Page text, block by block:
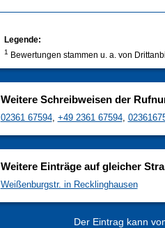
Legende:
1 Bewertungen stammen u. a. von
Weitere Schreibweisen der
02361 67594, +49 2361 67594,
Weitere Einträge auf gleicher
Weißenburgstr. in Recklinghausen
Der Eintrag kann